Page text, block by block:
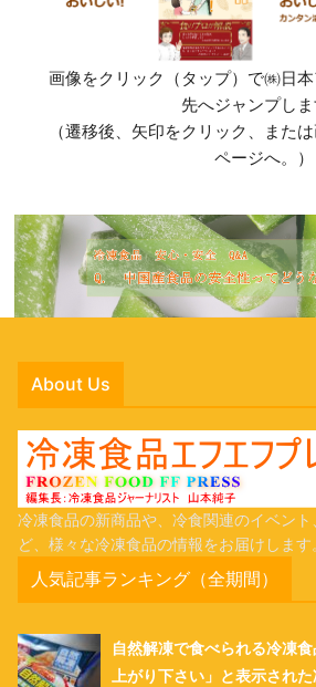
画像をクリック（タップ）で㈱日
先へジャンプしま
（遷移後、矢印をクリック、また
ページへ。）
About Us
冷凍食品の新商品や、冷食関連のイベン
ど、様々な冷凍食品の情報をお届けします。
人気記事ランキング（全期間）
自然解凍で食べられる冷凍
上がり下さい」と表示され